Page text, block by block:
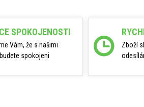
SPOKOJENOSTI
Vám, že s našimi
spokojeni
Zboží